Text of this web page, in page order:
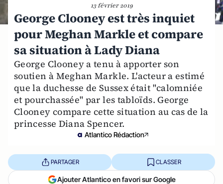
13 février 2019
George Clooney est très inquiet
pour Meghan Markle et compare
sa situation à Lady Diana
George Clooney a tenu à apporter son
soutien à Meghan Markle. L'acteur a estimé
que la duchesse de Sussex était "calomniée
et pourchassée" par les tabloïds. George
Clooney compare cette situation au cas de la
princesse Diana Spencer.
Atlantico Rédaction
PARTAGER CLASSER
Ajouter Atlantico en favori sur Google